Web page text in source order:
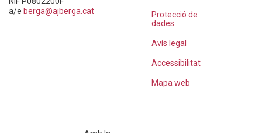
a/e berga@ajberga.cat
Protecció de
dades
Avís legal
Accessibilitat
Mapa web